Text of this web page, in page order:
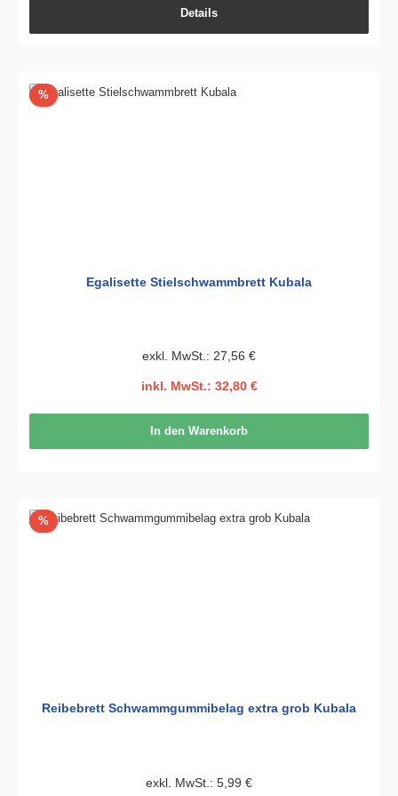
Details
%Rabatt
Egalisette Stielschwammbrett Kubala
exkl. MwSt.: 27,56 €
inkl. MwSt.: 32,80 €
In den Warenkorb
%Rabatt
Reibebrett Schwammgummibelag extra grob Kubala
exkl. MwSt.: 5,99 €